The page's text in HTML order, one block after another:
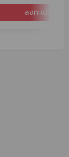
ลงทะเบียน